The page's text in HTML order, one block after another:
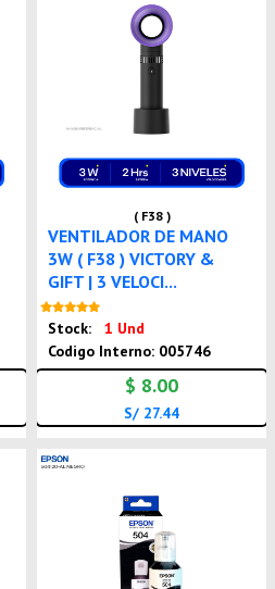
( F38 )
VENTILADOR DE MANO
3W ( F38 ) VICTORY &
GIFT | 3 VELOCI...
Stock:
1 Und
Codigo Interno: 005746
$ 8.00
S/ 27.44